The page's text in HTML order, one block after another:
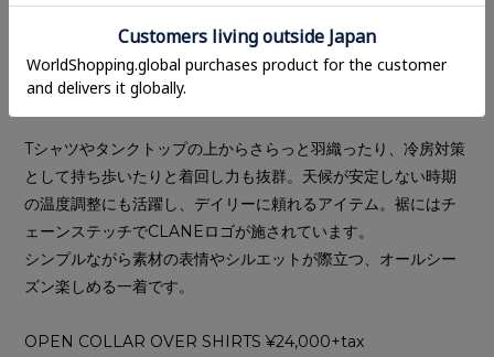
Tシャツやタンクトップの上からさらっと羽織ったり、冷房対策
として持ち歩いたりと着回し力も抜群。天候が安定しない時期
の温度調整にも活躍し、デイリーに頼れるアイテム。裾にはチ
ェーンステッチでCLANEロゴが施されています。
シンプルながら素材の表情やシルエットが際立つ、オールシー
ズン楽しめる一着です。
OPEN COLLAR OVER SHIRTS ¥24,000+tax